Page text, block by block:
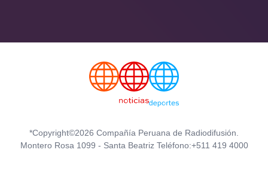
*Copyright©2026 Compañía Peruana de Radiodifusión.
Montero Rosa 1099 - Santa Beatriz Teléfono:+511 419 4000